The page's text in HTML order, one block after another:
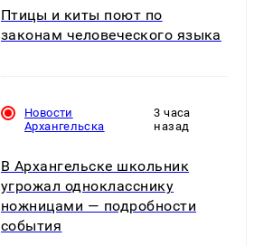
Птицы и киты поют по
законам человеческого языка
Новости
Архангельска
3 часа
назад
В Архангельске школьник
угрожал однокласснику
ножницами — подробности
события